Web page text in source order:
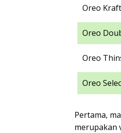
Oreo
Oreo
Oreo
Oreo
Pertama,
merupakan